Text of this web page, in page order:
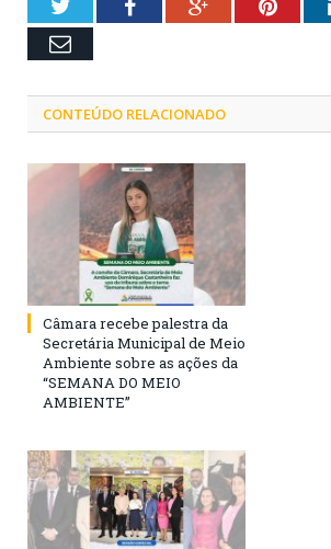
TwitterFacebookGoogle+
Email
CONTEÚDO RELACIONADO
Câmara recebe palestra da
Secretária Municipal de Meio
Ambiente sobre as ações da
“SEMANA DO MEIO
AMBIENTE”